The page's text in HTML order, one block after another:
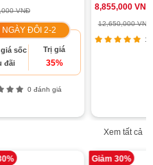
VNĐ
NGÀY ĐÔI 2-2
sốc
đãi
Trị giá
35%
0 đánh giá
8,855,000 VNĐ
12,650,000 VNĐ
11
Xem tất cả
Giảm 30%